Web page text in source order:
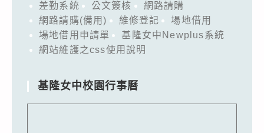
差勤系統 公文簽核
網路請購
網路請購(備用)
維修登記
場地借用
場地借用申請單
基隆女中Newplus系統
網站維護之css使用說明
基隆女中校園行事曆